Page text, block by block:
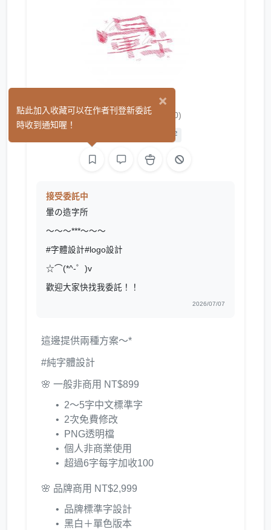
日ㄇ車ㄇ子 (0)
文字
接受委託中
暈の造字所
～～～***～～～
#字體設計#logo設計
☆⌒(*^-゜)v
歡迎大家快找我委託！！
2026/07/07
這邊提供兩種方案～*
#純字體設計
🌸 一般非商用 NT$899
2～5字中文標準字
2次免費修改
PNG透明檔
個人非商業使用
超過6字每字加收100
🌸 品牌商用 NT$2,999
品牌標準字設計
黑白＋單色版本
×
點此加入收藏可以在作者刊登新委託
時收到通知喔！